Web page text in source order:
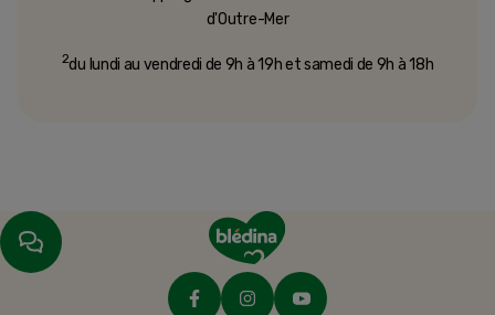
d'Outre-Mer​
2du lundi au vendredi de 9h à 19h et samedi de 9h à 18h